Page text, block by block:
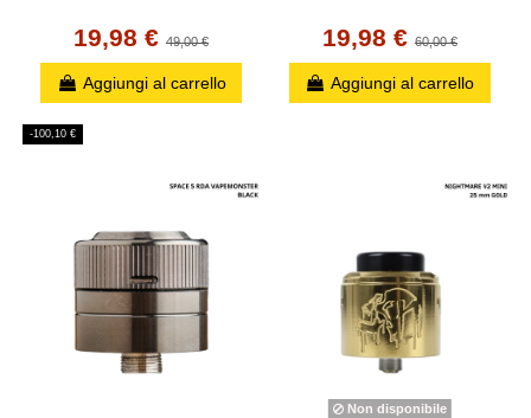
19,98 €49,00 €
Aggiungi al carrello
19,98 € 60,00 €
Aggiungi al carrello
-100,10 €
Non disponibile